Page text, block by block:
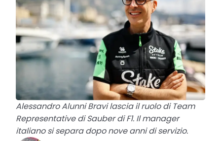
Alessandro Alunni Bravi lascia il ruolo di Team
Representative di Sauber di F1. Il manager
italiano si separa dopo nove anni di servizio.